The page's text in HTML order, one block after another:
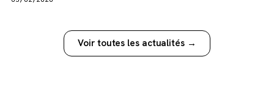
Voir toutes les actualités →